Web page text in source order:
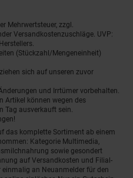
Mehrwertsteuer, zzgl.
Versandkostenzuschläge. UVP:
(Stückzahl/Mengeneinheit)
sich auf unseren zuvor
und Irrtümer vorbehalten.
Artikel können wegen des
Tag ausverkauft sein.
das komplette Sortiment ab einem
Kategorie Multimedia,
sowie gesondert
auf Versandkosten und Filial-
einmalig an Neuanmelder für den